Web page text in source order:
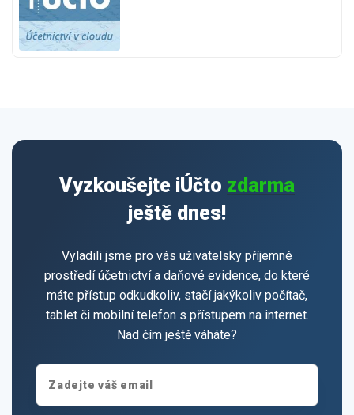
Vyzkoušejte iÚčto zdarma
ještě dnes!
Vyladili jsme pro vás uživatelsky příjemné
prostředí účetnictví a daňové evidence, do které
máte přístup odkudkoliv, stačí jakýkoliv počítač,
tablet či mobilní telefon s přístupem na internet.
Nad čím ještě váháte?